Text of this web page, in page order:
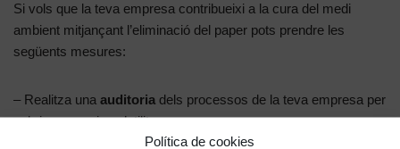
Política de cookies
Si vols que la teva empresa contribueixi a la cura del medi
ambient mitjançant l’eliminació del paper pots prendre les
següents mesures:
– Realitza una auditoria dels processos de la teva empresa per
esbrinar en quins s’utilitza encara paper.